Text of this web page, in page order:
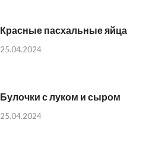
Красные пасхальные яйца
25.04.2024
Булочки с луком и сыром
25.04.2024